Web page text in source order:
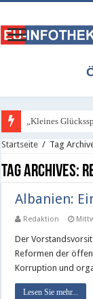
„Kleines
ORF / Kärnten:
Startseite / Tag
Tag Archives:
Albanien:
Redaktion
Der
Reformen der
Korruption und
Lesen Sie mehr...